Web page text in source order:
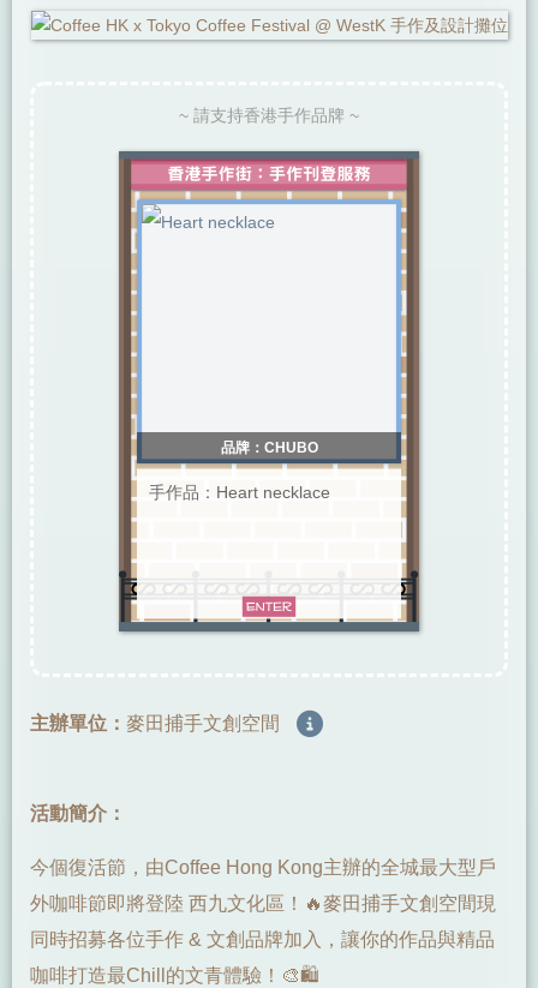
~ 請支持香港手作品牌 ~
品牌：CHUBO
手作品：Heart necklace
主辦單位： 麥田捕手文創空間
活動簡介：
今個復活節，由Coffee Hong Kong主辦的全城最大型戶
外咖啡節即將登陸 西九文化區！🔥麥田捕手文創空間現
同時招募各位手作 & 文創品牌加入，讓你的作品與精品
咖啡打造最Chill的文青體驗！🎨🛍️